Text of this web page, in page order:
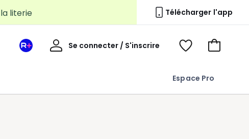
literie Télécharger l'app
Espace Pro
Mon
Se connecter / S'inscrire
Mon
Voir
Voir